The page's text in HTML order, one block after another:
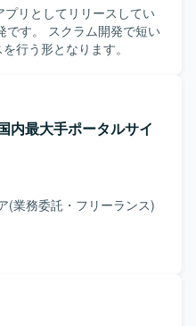
リとしてリリースしてい
行う形となります。
内最大手ポータルサイ
(業務委託・フリーランス)